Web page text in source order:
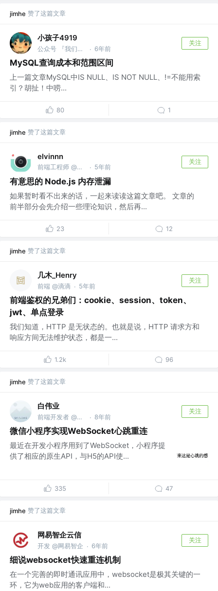
jimhe 赞了这篇文章
小孩子4919
公众号 『我们都是小青蛙』 · 6年前
关注
MySQL查询成本和范围区间
上一篇文章MySQL中IS NULL、IS NOT NULL、!=不能用索
引？胡扯！中唠...
80 1
jimhe 赞了这篇文章
elvinnn
前端工程师 @腾讯 · 5年前
关注
有意思的 Node.js 内存泄漏
如果暂时看不出来的话，一起来读读这篇文章吧。 文章的
前半部分会先介绍一些理论知识，然后再...
23 12
jimhe 赞了这篇文章
几木_Henry
前端 @滴滴 · 5年前
关注
前端鉴权的兄弟们：cookie、session、token、
jwt、单点登录
我们知道，HTTP 是无状态的。也就是说，HTTP 请求方和
响应方间无法维护状态，都是一...
1.2k 96
jimhe 赞了这篇文章
白伟业
前端开发者 @抖音 · 8年前
关注
微信小程序实现WebSocket心跳重连
最近在开发小程序用到了WebSocket，小程序提
供了相应的原生API，与H5的API使...
335 47
jimhe 赞了这篇文章
网易智企云信
开发 @网易智企 · 6年前
关注
细说websocket快速重连机制
在一个完善的即时通讯应用中，websocket是极其关键的一
环，它为web应用的客户端和...